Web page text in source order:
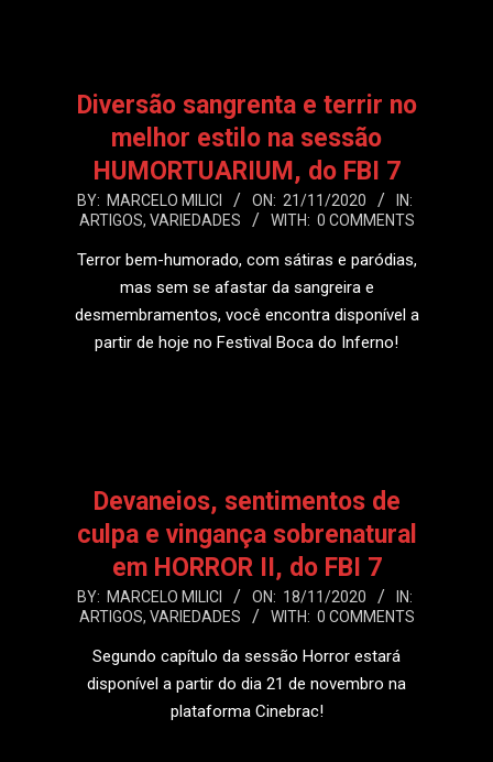
Diversão sangrenta e terrir no
melhor estilo na sessão
HUMORTUARIUM, do FBI 7
2020-
11-
21
BY: MARCELO MILICI ON: 21/11/2020
IN:
ARTIGOS, VARIEDADES WITH: 0 COMMENTS
Terror bem-humorado, com sátiras e paródias,
mas sem se afastar da sangreira e
desmembramentos, você encontra disponível a
partir de hoje no Festival Boca do Inferno!
Devaneios, sentimentos de
culpa e vingança sobrenatural
em HORROR II, do FBI 7
2020-
11-
BY: MARCELO MILICI ON: 18/11/2020
IN:
ARTIGOS, VARIEDADES WITH: 0 COMMENTS
Segundo capítulo da sessão Horror estará
disponível a partir do dia 21 de novembro na
plataforma Cinebrac!